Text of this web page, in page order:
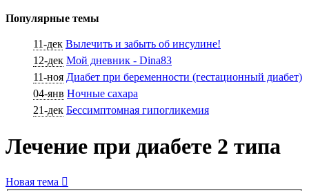
Популярные темы
11-дек Вылечить и забыть об инсулине!
12-дек Мой дневник - Dina83
11-ноя Диабет при беременности (гестационный диабет)
04-янв Ночные сахара
21-дек Бессимптомная гипогликемия
Лечение при диабете 2 типа
Новая тема